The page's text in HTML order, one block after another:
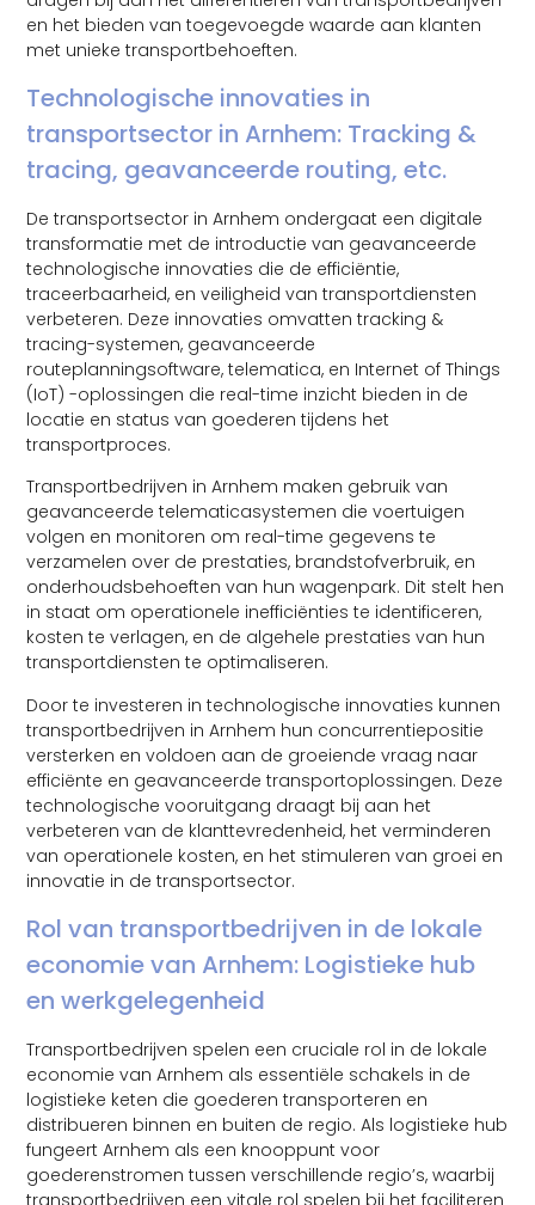
en het bieden van toegevoegde waarde aan klanten
met unieke transportbehoeften.
Technologische innovaties in
transportsector in Arnhem: Tracking &
tracing, geavanceerde routing, etc.
De transportsector in Arnhem ondergaat een digitale
transformatie met de introductie van geavanceerde
technologische innovaties die de efficiëntie,
traceerbaarheid, en veiligheid van transportdiensten
verbeteren. Deze innovaties omvatten tracking &
tracing-systemen, geavanceerde
routeplanningsoftware, telematica, en Internet of Things
(IoT) -oplossingen die real-time inzicht bieden in de
locatie en status van goederen tijdens het
transportproces.
Transportbedrijven in Arnhem maken gebruik van
geavanceerde telematicasystemen die voertuigen
volgen en monitoren om real-time gegevens te
verzamelen over de prestaties, brandstofverbruik, en
onderhoudsbehoeften van hun wagenpark. Dit stelt hen
in staat om operationele inefficiënties te identificeren,
kosten te verlagen, en de algehele prestaties van hun
transportdiensten te optimaliseren.
Door te investeren in technologische innovaties kunnen
transportbedrijven in Arnhem hun concurrentiepositie
versterken en voldoen aan de groeiende vraag naar
efficiënte en geavanceerde transportoplossingen. Deze
technologische vooruitgang draagt bij aan het
verbeteren van de klanttevredenheid, het verminderen
van operationele kosten, en het stimuleren van groei en
innovatie in de transportsector.
Rol van transportbedrijven in de lokale
economie van Arnhem: Logistieke hub
en werkgelegenheid
Transportbedrijven spelen een cruciale rol in de lokale
economie van Arnhem als essentiële schakels in de
logistieke keten die goederen transporteren en
distribueren binnen en buiten de regio. Als logistieke hub
fungeert Arnhem als een knooppunt voor
goederenstromen tussen verschillende regio’s, waarbij